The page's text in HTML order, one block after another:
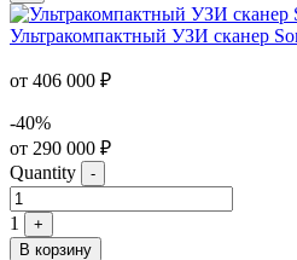
Ультракомпактный УЗИ сканер
от 406 000 ₽
-40%
от 290 000 ₽
Quantity
-
1
+
В корзину